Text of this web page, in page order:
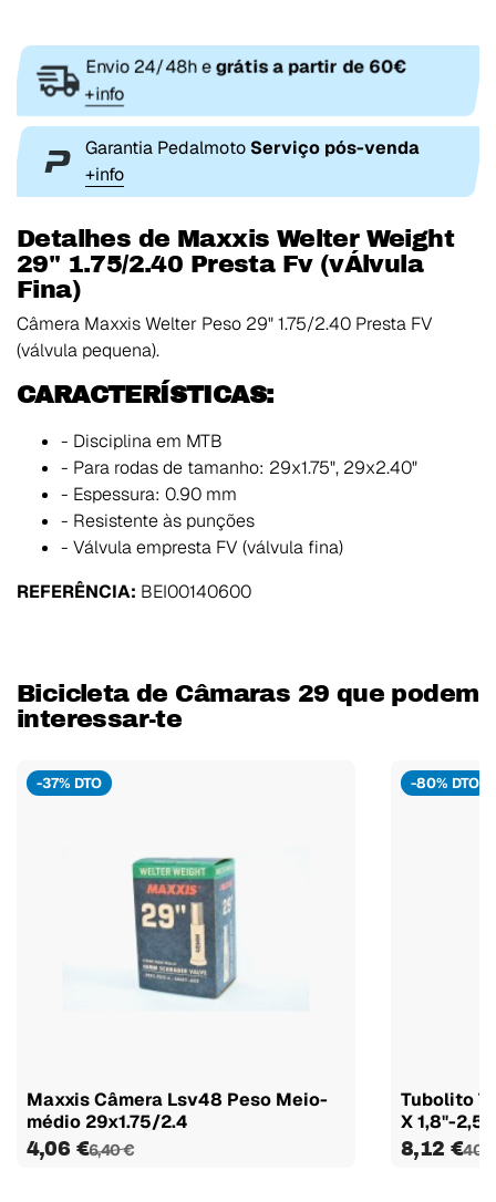
Envio 24/48h egrátis a partir de 60€
+info
Garantia Pedalmoto Serviço pós-venda
+info
Detalhes de Maxxis Welter Weight
29" 1.75/2.40 Presta Fv (vÁlvula
Fina)
Câmera Maxxis Welter Peso 29" 1.75/2.40 Presta FV
(válvula pequena).
CARACTERÍSTICAS:
- Disciplina em MTB
- Para rodas de tamanho: 29x1.75", 29x2.40"
- Espessura: 0.90 mm
- Resistente às punções
- Válvula empresta FV (válvula fina)
REFERÊNCIA: BEI00140600
Bicicleta de Câmaras 29 que podem
interessar-te
-37% DTO
Maxxis Câmera Lsv48 Peso Meio-
médio 29x1.75/2.4
4,06 €6,40 €
-80% DTO
Tubolito
X 1,8"-
8,12 €